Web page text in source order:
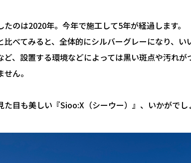
のは2020年。今年で施工して5年が経過します。
べてみると、全体的にシルバーグレーになり、い
ど、設置する環境などによっては黒い斑点や汚れ
ん。
目も美しい『Sioo:X（シーウー）』、いかがでし